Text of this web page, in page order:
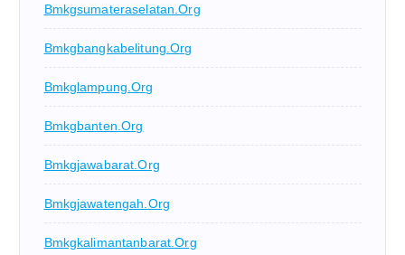
Bmkgsumateraselatan.org
Bmkgbangkabelitung.org
Bmkglampung.org
Bmkgbanten.org
Bmkgjawabarat.org
Bmkgjawatengah.org
Bmkgkalimantanbarat.org